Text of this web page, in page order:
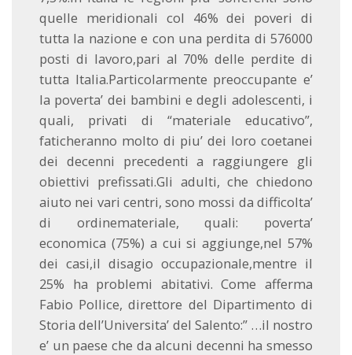
quelle meridionali col 46% dei poveri di
tutta la nazione e con una perdita di 576000
posti di lavoro,pari al 70% delle perdite di
tutta Italia.Particolarmente preoccupante e’
la poverta’ dei bambini e degli adolescenti, i
quali, privati di “materiale educativo”,
faticheranno molto di piu’ dei loro coetanei
dei decenni precedenti a raggiungere gli
obiettivi prefissati.Gli adulti, che chiedono
aiuto nei vari centri, sono mossi da difficolta’
di ordinemateriale, quali: poverta’
economica (75%) a cui si aggiunge,nel 57%
dei casi,il disagio occupazionale,mentre il
25% ha problemi abitativi. Come afferma
Fabio Pollice, direttore del Dipartimento di
Storia dell’Universita’ del Salento:” …il nostro
e’ un paese che da alcuni decenni ha smesso